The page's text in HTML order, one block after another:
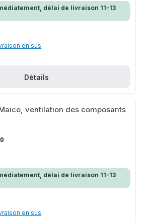
délai de livraison 11-13
en sus
Détails
délai de livraison 11-13
en sus